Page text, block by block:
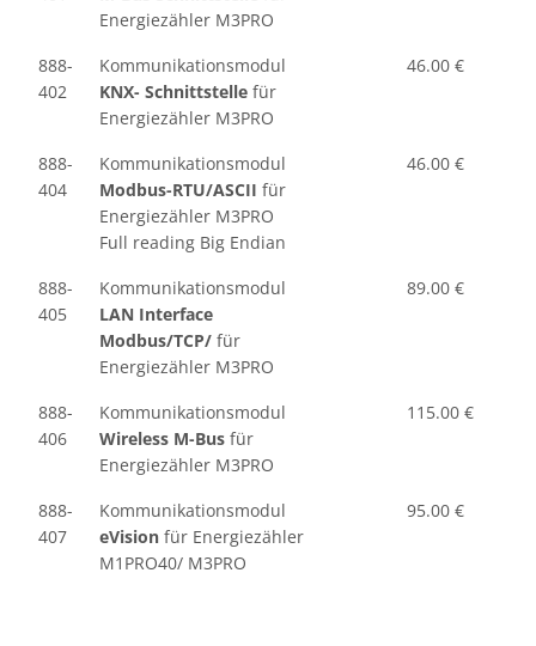
Energiezähler M3PRO
888-
402
Kommunikationsmodul
KNX- Schnittstelle für
Energiezähler M3PRO
46.00 €
888-
404
Kommunikationsmodul
Modbus-RTU/ASCII für
Energiezähler M3PRO
Full reading Big Endian
46.00 €
888-
405
Kommunikationsmodul
LAN Interface
Modbus/TCP/ für
Energiezähler M3PRO
89.00 €
888-
406
Kommunikationsmodul
Wireless M-Bus für
Energiezähler M3PRO
115.00 €
888-
407
Kommunikationsmodul
eVision für Energiezähler
M1PRO40/ M3PRO
95.00 €